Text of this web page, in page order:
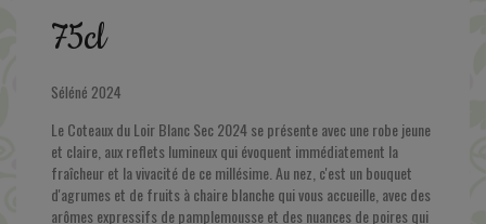
75cl
Séléné 2024
Le Coteaux du Loir Blanc Sec 2024 se présente avec une robe jeune
et claire, aux reflets lumineux qui évoquent immédiatement la
fraîcheur et la vivacité de ce millésime. Au nez, c'est un bouquet
d'agrumes et de fruits à chaire blanche qui vous accueille, avec des
arômes expressifs de pamplemousse et des nuances de poires qui